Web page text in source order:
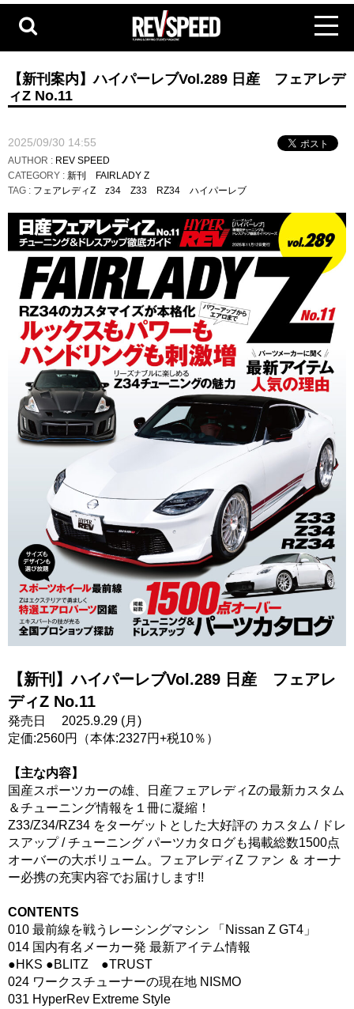
【新刊案内】ハイパーレブVol.289 日産 フェアレデ
ィZ No.11
2025/09/30 14:55
AUTHOR : REV SPEED
CATEGORY : 新刊
FAIRLADY Z
TAG : フェアレディZ z34 Z33 RZ34 ハイパーレブ
【新刊】ハイパーレブVol.289 日産 フェアレ
ディZ No.11
発売日 2025.9.29 (月)
定価:2560円（本体:2327円+税10％）
【主な内容】
国産スポーツカーの雄、日産フェアレディZの最新カスタム
＆チューニング情報を１冊に凝縮！
Z33/Z34/RZ34 をターゲットとした大好評の カスタム / ドレ
スアップ / チューニング パーツカタログも掲載総数1500点
オーバーの大ボリューム。フェアレディZ ファン ＆ オーナ
ー必携の充実内容でお届けします!!
CONTENTS
010 最前線を戦うレーシングマシン 「Nissan Z GT4」
014 国内有名メーカー発 最新アイテム情報
●HKS ●BLITZ ●TRUST
024 ワークスチューナーの現在地 NISMO
031 HyperRev Extreme Style